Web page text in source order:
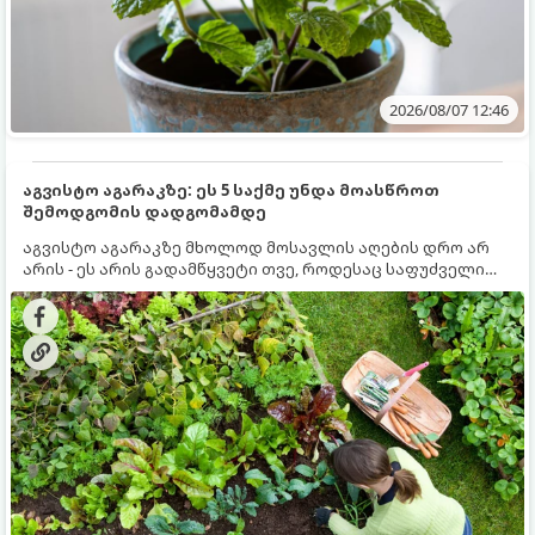
2026/08/07 12:46
აგვისტო აგარაკზე: ეს 5 საქმე უნდა მოასწროთ
შემოდგომის დადგომამდე
აგვისტო აგარაკზე მხოლოდ მოსავლის აღების დრო არ
არის - ეს არის გადამწყვეტი თვე, როდესაც საფუძველი
ეყრება მომავალი წლის მოსავალს და ბაღი მზადდება
შემოდგომა-ზამთრის სეზონისთვის. იმისათვის, რომ
ნიადაგმა ენერგია აღიდგინოს, ხოლო მცენარეებმა
ზამთარს გაუძლონ, აგვისტოს ბოლომდე 5
მნიშვნელოვანი საქმის გაკეთება უნდა მოასწროთ: